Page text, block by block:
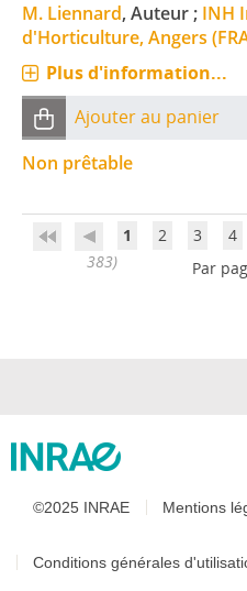
M. Liennard, Auteur ; INH
d'Horticulture, Angers
Plus d'information...
Ajouter au panier
Non prêtable
1 2 3 4
383)
Par
©2025 INRAE Mentions
Conditions générales